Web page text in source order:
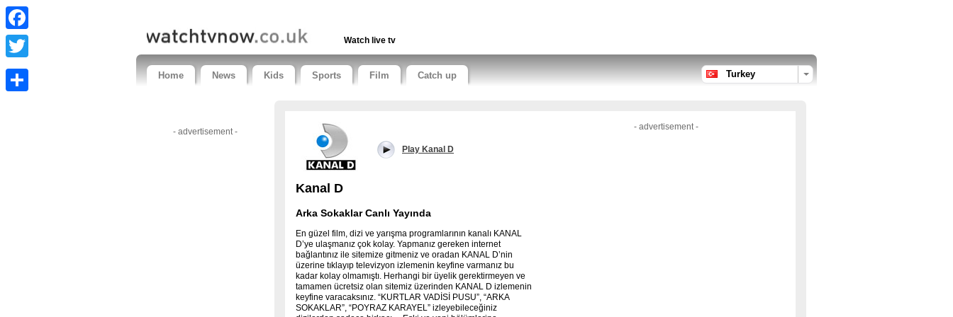
Facebook
Twitter
Watch live tv
Home News Kids Sports Film Catch up Turkey
- advertisement - - advertisement -
Play Kanal D
Kanal D
Arka Sokaklar Canlı Yayında
En güzel film, dizi ve yarışma programlarının kanalı KANAL
D’ye ulaşmanız çok kolay. Yapmanız gereken internet
bağlantınız ile sitemize gitmeniz ve oradan KANAL D’nin
üzerine tıklayıp televizyon izlemenin keyfine varmanız bu
kadar kolay olmamıştı. Herhangi bir üyelik gerektirmeyen ve
tamamen ücretsiz olan sitemiz üzerinden KANAL D izlemenin
keyfine varacaksınız. “KURTLAR VADİSİ PUSU”, “ARKA
SOKAKLAR”, “POYRAZ KARAYEL” izleyebileceğiniz